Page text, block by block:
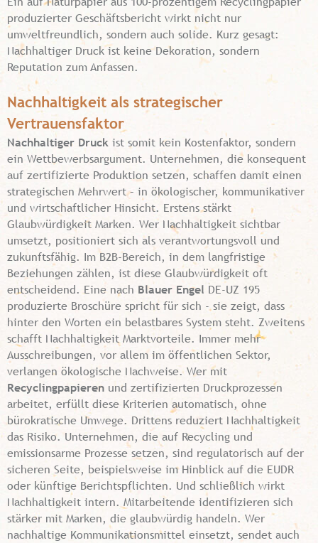
produzierter Geschäftsbericht wirkt nicht nur
umweltfreundlich, sondern auch solide. Kurz gesagt:
Nachhaltiger Druck ist keine Dekoration, sondern
Reputation zum Anfassen.
Nachhaltigkeit als strategischer
Vertrauensfaktor
Nachhaltiger Druck ist somit kein Kostenfaktor, sondern
ein Wettbewerbsargument. Unternehmen, die konsequent
auf zertifizierte Produktion setzen, schaffen damit einen
strategischen Mehrwert – in ökologischer, kommunikativer
und wirtschaftlicher Hinsicht. Erstens stärkt
Glaubwürdigkeit Marken. Wer Nachhaltigkeit sichtbar
umsetzt, positioniert sich als verantwortungsvoll und
zukunftsfähig. Im B2B-Bereich, in dem langfristige
Beziehungen zählen, ist diese Glaubwürdigkeit oft
entscheidend. Eine nach Blauer Engel DE-UZ 195
produzierte Broschüre spricht für sich - sie zeigt, dass
hinter den Worten ein belastbares System steht. Zweitens
schafft Nachhaltigkeit Marktvorteile. Immer mehr
Ausschreibungen, vor allem im öffentlichen Sektor,
verlangen ökologische Nachweise. Wer mit
Recyclingpapieren und zertifizierten Druckprozessen
arbeitet, erfüllt diese Kriterien automatisch, ohne
bürokratische Umwege. Drittens reduziert Nachhaltigkeit
das Risiko. Unternehmen, die auf Recycling und
emissionsarme Prozesse setzen, sind regulatorisch auf der
sicheren Seite, beispielsweise im Hinblick auf die EUDR
oder künftige Berichtspflichten. Und schließlich wirkt
Nachhaltigkeit intern. Mitarbeitende identifizieren sich
stärker mit Marken, die glaubwürdig handeln. Wer
nachhaltige Kommunikationsmittel einsetzt, sendet auch